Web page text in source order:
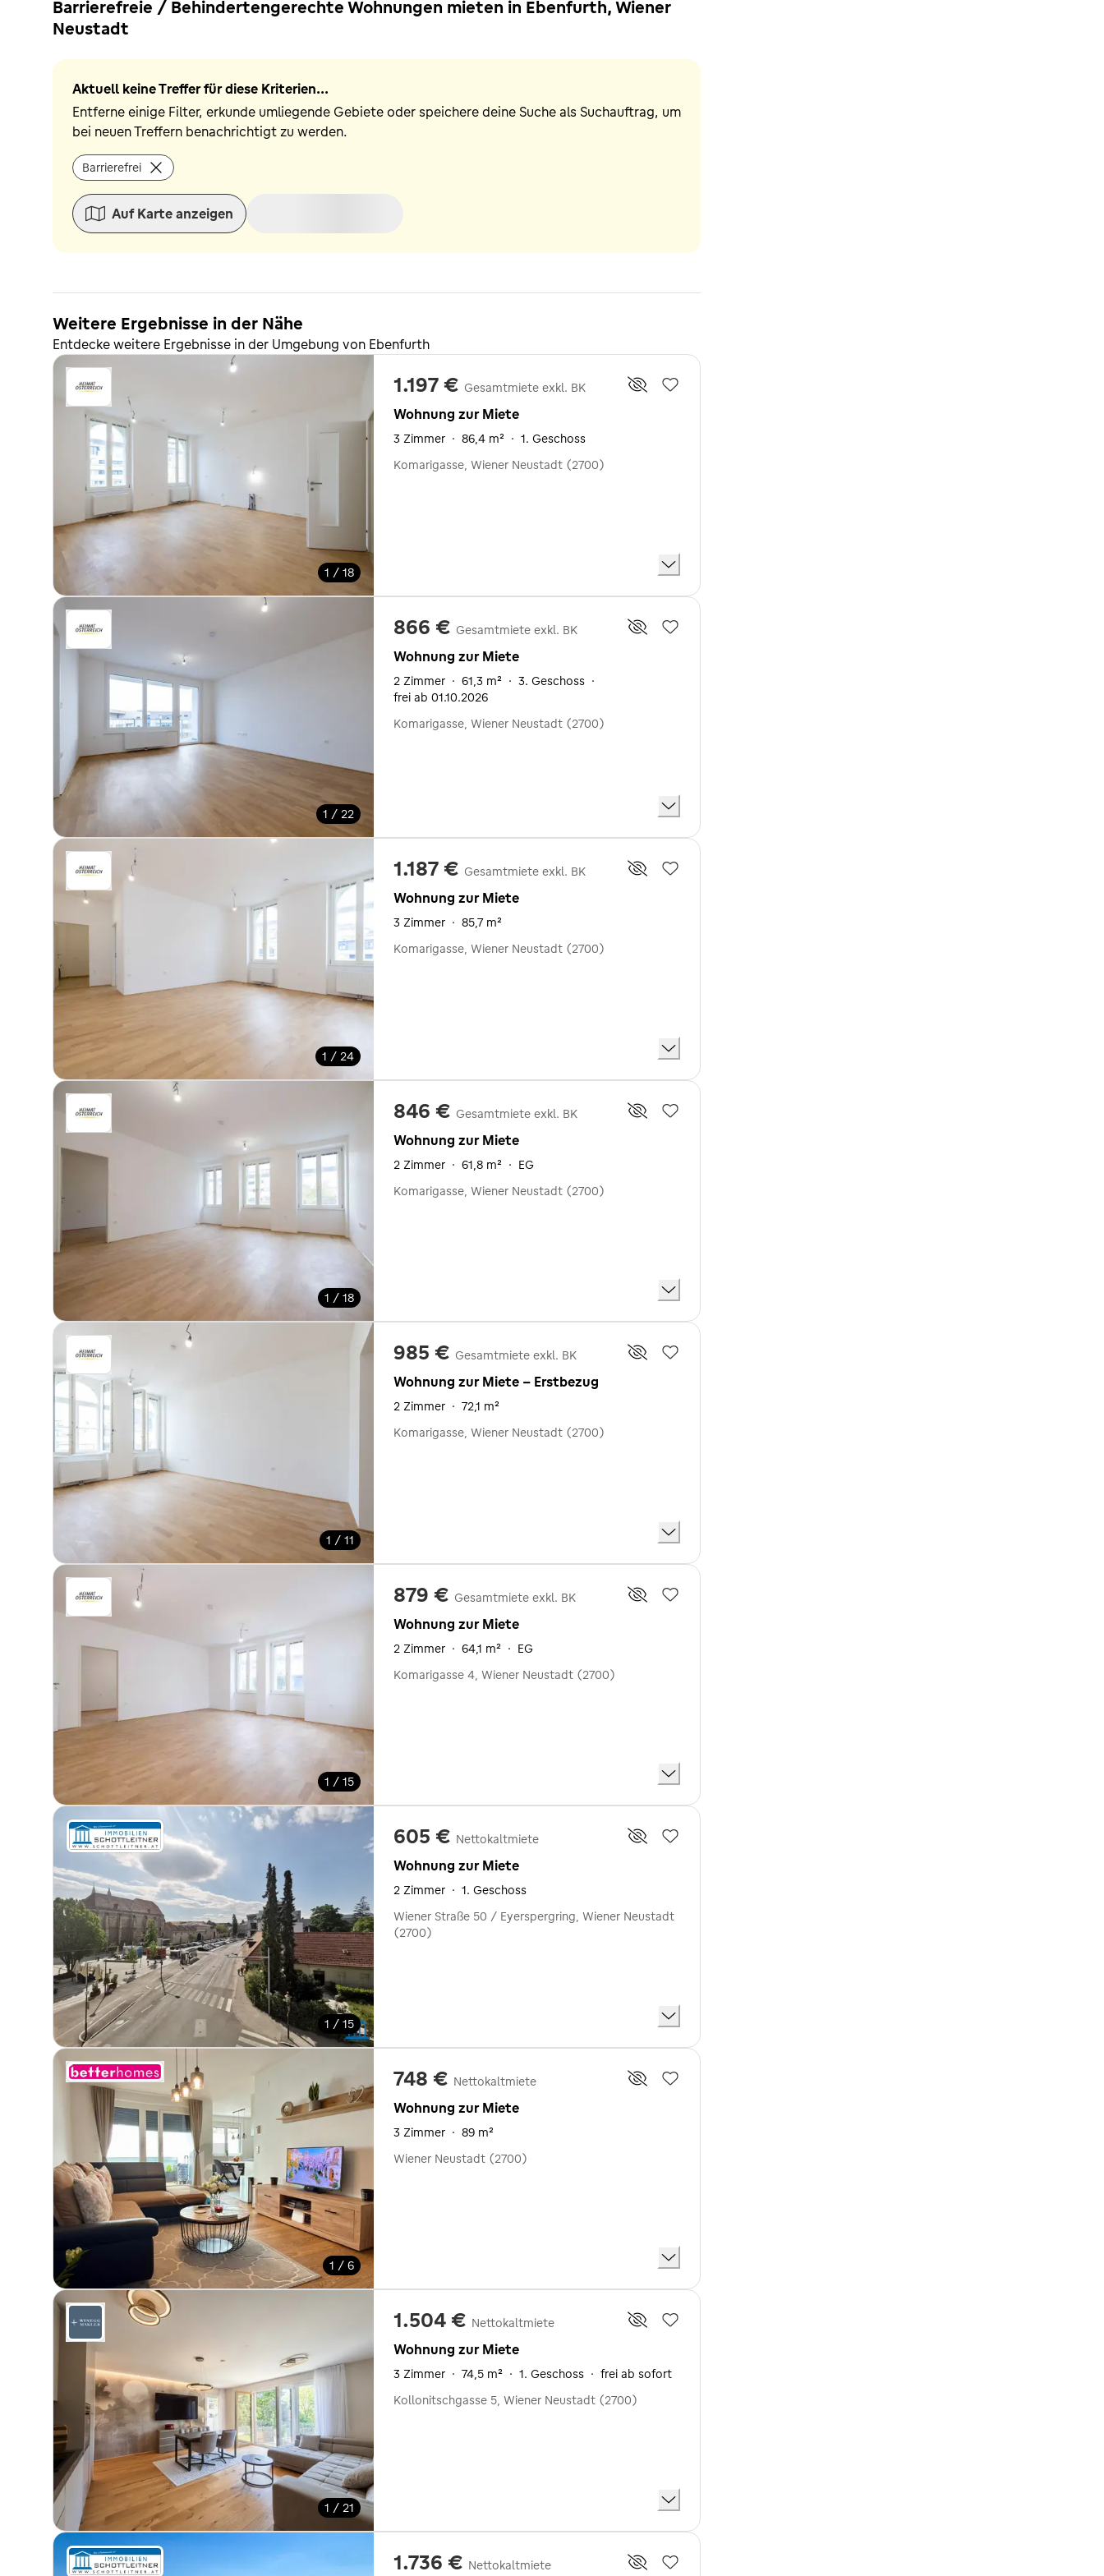
Barrierefreie / Behindertengerechte Wohnungen mieten in Ebenfurth, Wiener
Neustadt
Aktuell keine Treffer für diese Kriterien...
Entferne einige Filter, erkunde umliegende Gebiete oder speichere deine Suche als Suchauftrag, um
bei neuen Treffern benachrichtigt zu werden.
Barrierefrei
Auf Karte anzeigen
Weitere Ergebnisse in der Nähe
Entdecke weitere Ergebnisse in der Umgebung von Ebenfurth
1 / 18
1.197 € Gesamtmiete exkl. BK
Wohnung zur Miete
3 Zimmer · 86,4 m² · 1. Geschoss
Komarigasse, Wiener Neustadt (2700)
1 / 22
866 € Gesamtmiete exkl. BK
Wohnung zur Miete
2 Zimmer · 61,3 m² · 3. Geschoss ·
frei ab 01.10.2026
Komarigasse, Wiener Neustadt (2700)
1 / 24
1.187 € Gesamtmiete exkl. BK
Wohnung zur Miete
3 Zimmer · 85,7 m²
Komarigasse, Wiener Neustadt (2700)
1 / 18
846 € Gesamtmiete exkl. BK
Wohnung zur Miete
2 Zimmer · 61,8 m² · EG
Komarigasse, Wiener Neustadt (2700)
1 / 11
985 € Gesamtmiete exkl. BK
Wohnung zur Miete - Erstbezug
2 Zimmer · 72,1 m²
Komarigasse, Wiener Neustadt (2700)
1 / 15
879 € Gesamtmiete exkl. BK
Wohnung zur Miete
2 Zimmer · 64,1 m² · EG
Komarigasse 4, Wiener Neustadt (2700)
1 / 15
605 € Nettokaltmiete
Wohnung zur Miete
2 Zimmer · 1. Geschoss
Wiener Straße 50 / Eyerspergring, Wiener Neustadt
(2700)
1 / 6
748 € Nettokaltmiete
Wohnung zur Miete
3 Zimmer · 89 m²
Wiener Neustadt (2700)
1 / 21
1.504 € Nettokaltmiete
Wohnung zur Miete
3 Zimmer · 74,5 m² · 1. Geschoss · frei ab sofort
Kollonitschgasse 5, Wiener Neustadt (2700)
1.736 € Nettokaltmiete